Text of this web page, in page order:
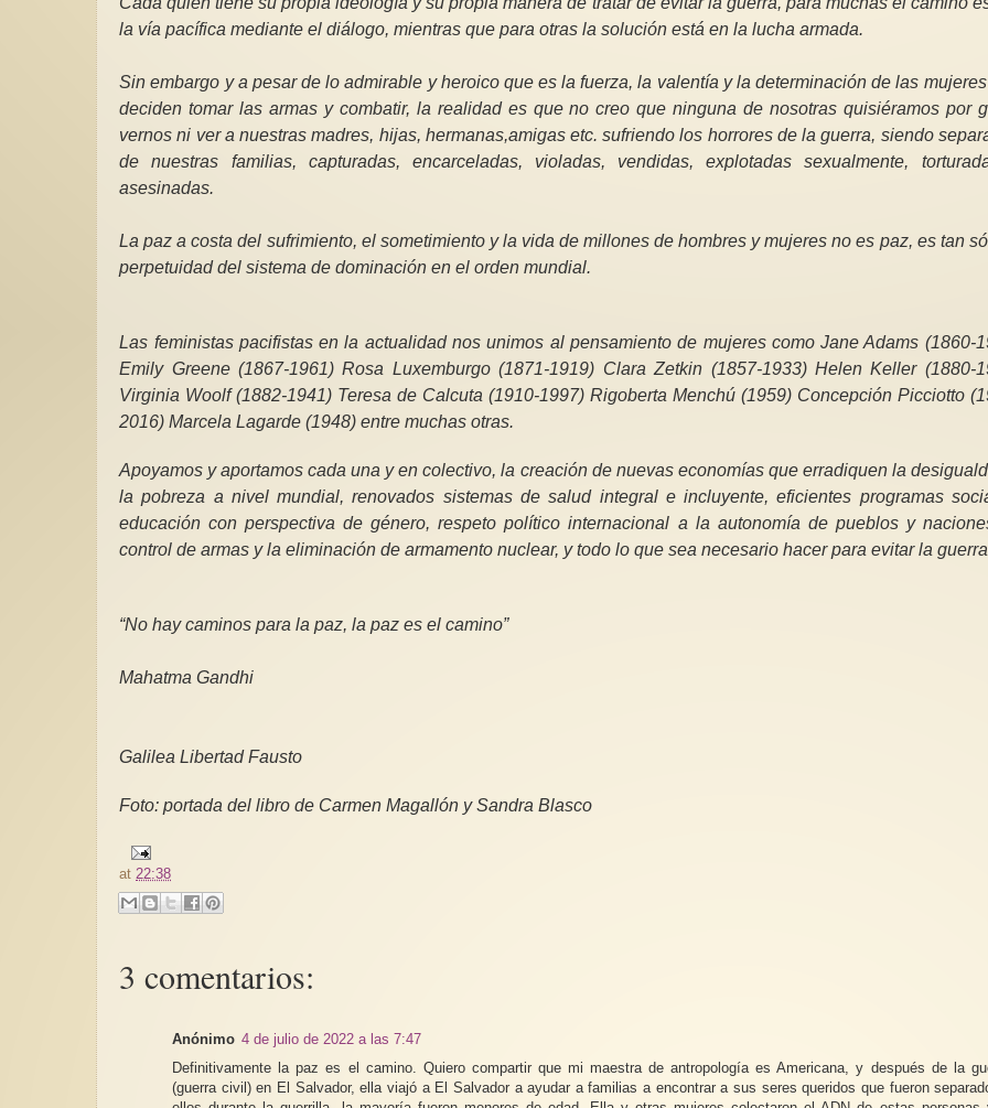
la vía pacífica mediante el diálogo, mientras que para otras la solución está en la lucha armada.
Sin embargo y a pesar de lo admirable y heroico que es la fuerza, la valentía y la determinación de las
deciden tomar las armas y combatir, la realidad es que no creo que ninguna de nosotras quisiéramos por
vernos ni ver a nuestras madres, hijas, hermanas,amigas etc. sufriendo los horrores de la guerra, siendo
de nuestras familias, capturadas, encarceladas, violadas, vendidas, explotadas sexualmente,
asesinadas.
La paz a costa del sufrimiento, el sometimiento y la vida de millones de hombres y mujeres no es paz, es tan
perpetuidad del sistema de dominación en el orden mundial.
Las feministas pacifistas en la actualidad nos unimos al pensamiento de mujeres como Jane Adams (1860-
Emily Greene (1867-1961) Rosa Luxemburgo (1871-1919) Clara Zetkin (1857-1933) Helen Keller (1880-
Virginia Woolf (1882-1941) Teresa de Calcuta (1910-1997) Rigoberta Menchú (1959) Concepción Picciotto
2016) Marcela Lagarde (1948) entre muchas otras.
Apoyamos y aportamos cada una y en colectivo, la creación de nuevas economías que erradiquen la
la pobreza a nivel mundial, renovados sistemas de salud integral e incluyente, eficientes programas
educación con perspectiva de género, respeto político internacional a la autonomía de pueblos y
control de armas y la eliminación de armamento nuclear, y todo lo que sea necesario hacer para evitar la
“No hay caminos para la paz, la paz es el camino”
Mahatma Gandhi
Galilea Libertad Fausto
Foto: portada del libro de Carmen Magallón y Sandra Blasco
at 22:38
3 comentarios:
Anónimo 4 de julio de 2022 a las 7:47
Definitivamente la paz es el camino. Quiero compartir que mi maestra de antropología es Americana, y después de la
(guerra civil) en El Salvador, ella viajó a El Salvador a ayudar a familias a encontrar a sus seres queridos que fueron